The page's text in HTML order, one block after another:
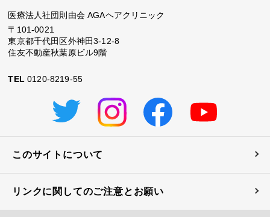
医療法人社団則由会 AGAヘアクリニック
〒101-0021
東京都千代田区外神田3-12-8
住友不動産秋葉原ビル9階
TEL 0120-8219-55
このサイトについて
リンクに関してのご注意とお願い